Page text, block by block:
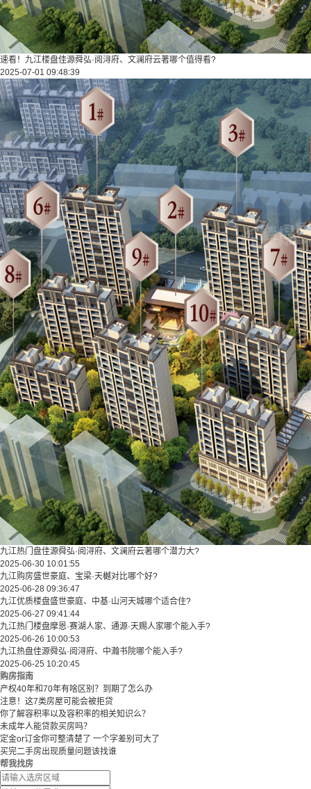
速看！九江楼盘佳源舜弘·阅浔府、文澜府云著哪个值得看?
2025-07-01 09:48:39
九江热门盘佳源舜弘·阅浔府、文澜府云著哪个潜力大?
2025-06-30 10:01:55
九江购房盛世豪庭、宝梁·天樾对比哪个好?
2025-06-28 09:36:47
九江优质楼盘盛世豪庭、中基·山河天城哪个适合住?
2025-06-27 09:41:44
九江热门楼盘摩恩·赛湖人家、通源·天赐人家哪个能入手?
2025-06-26 10:00:53
九江热盘佳源舜弘·阅浔府、中瀚书院哪个能入手?
2025-06-25 10:20:45
购房指南
产权40年和70年有啥区别？到期了怎么办
注意！这7类房屋可能会被拒贷
你了解容积率以及容积率的相关知识么？
未成年人能贷款买房吗？
定金or订金你可整清楚了 一个字差别可大了
买完二手房出现质量问题该找谁
帮我找房